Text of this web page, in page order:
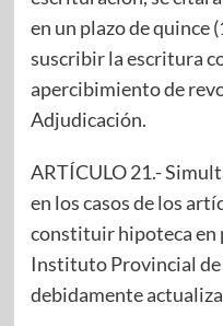
en un plazo de quince
suscribir la escritura
apercibimiento de
Adjudicación.
ARTÍCULO 21.-
en los casos de los
constituir hipoteca en
Instituto Provincial
debidamente